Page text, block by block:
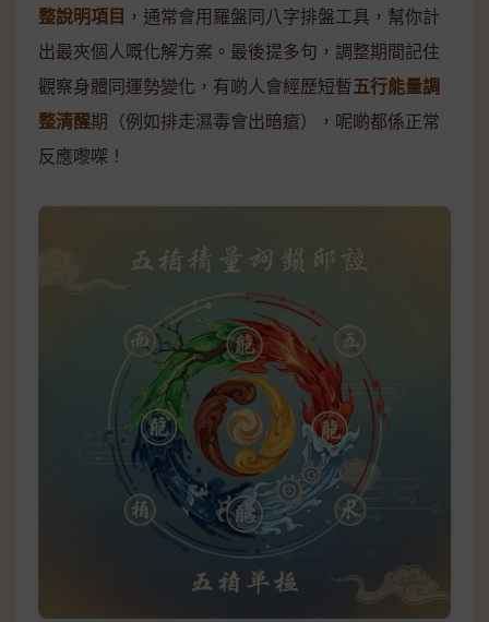
整說明項目 ，通常會用羅盤同八字排盤工具，幫你計
出最夾個人嘅化解方案。最後提多句，調整期間記住
觀察身體同運勢變化，有啲人會經歷短暫五行能量調
整清醒期（例如排走濕毒會出暗瘡），呢啲都係正常
反應嚟㗎！